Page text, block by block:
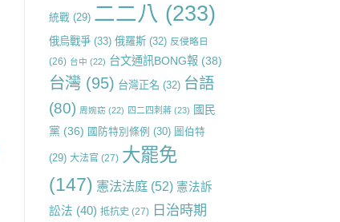
統戰 (29) 二二八 (233)
俄烏戰爭(33) 俄羅斯(32) 反侵略日
(26) 台中 (22) 台文通訊BONG報(38)
台灣(95) 台灣正名 (32) 台語
(80) 周婉窈 (22) 四二四刺蔣(23) 國民
黨 (36) 國防特別條例 (30) 圖伯特
(29) 大法官(27) 大罷免
(147) 憲法法庭(52) 憲法訴
訟法 (40) 抵抗史 (27) 日治時期